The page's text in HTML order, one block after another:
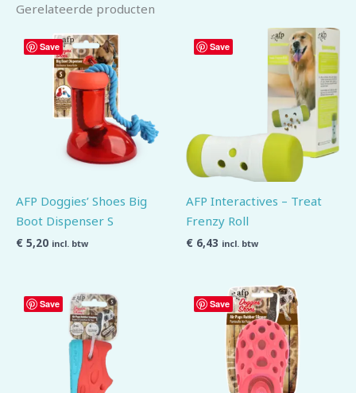
Gerelateerde producten
Save
AFP Doggies’ Shoes Big
Boot Dispenser S
€ 5,20 incl. btw
Save
AFP Interactives – Treat
Frenzy Roll
€ 6,43 incl. btw
Save Save